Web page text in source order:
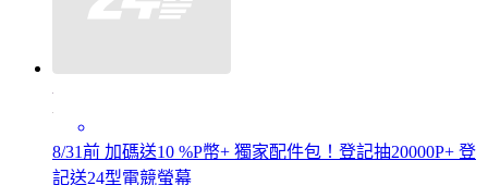
8/31前 加碼送10 %P幣+ 獨家配件包！登記抽20000P+ 登
記送24型電競螢幕